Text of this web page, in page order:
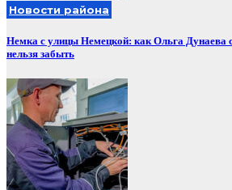
Новости района
Немка с улицы Немецкой: как Ольга Дунаева
нельзя забыть